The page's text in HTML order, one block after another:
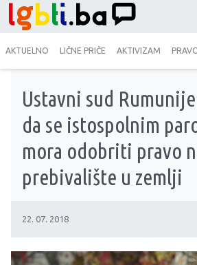
AKTUELNO LIČNE PRIČE AKTIVIZAM
Ustavni sud
da se istospolnim
mora odobriti pravo
prebivalište u zemlji
22. 07. 2018